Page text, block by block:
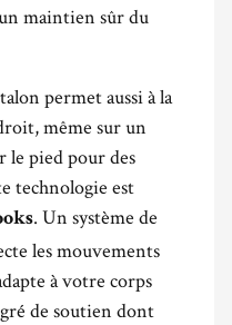
maintien sûr du
permet aussi à la
même sur un
le pied pour des
technologie est
. Un système de
les mouvements
à votre corps
de soutien dont